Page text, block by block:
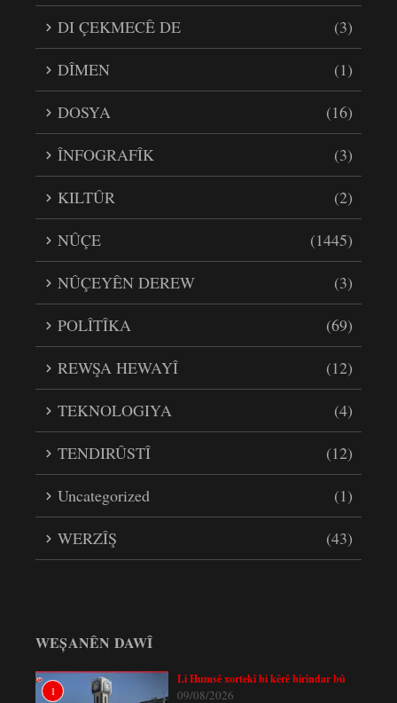
DI ÇEKMECÊ DE
(3)
DÎMEN
(1)
DOSYA
(16)
ÎNFOGRAFÎK
(3)
KILTÛR
(2)
NÛÇE
(1445)
NÛÇEYÊN DEREW
(3)
POLÎTÎKA
(69)
REWŞA HEWAYÎ
(12)
TEKNOLOGIYA
(4)
TENDIRÛSTÎ
(12)
Uncategorized
(1)
WERZÎŞ
(43)
WEȘANÊN DAWÎ
1
Li Humsê xortekî bi kêrê birîndar bû
09/08/2026